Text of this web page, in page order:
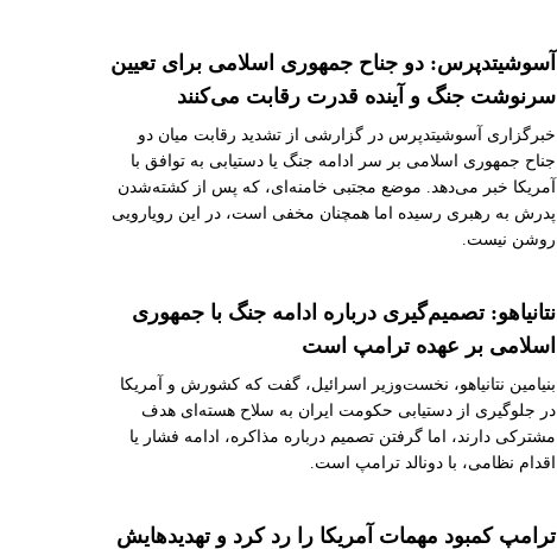
آسوشیتدپرس: دو جناح جمهوری اسلامی برای تعیین
سرنوشت جنگ و آینده قدرت رقابت می‌کنند
خبرگزاری آسوشیتدپرس در گزارشی از تشدید رقابت میان دو
جناح جمهوری اسلامی بر سر ادامه جنگ یا دستیابی به توافق با
آمریکا خبر می‌دهد. موضع مجتبی خامنه‌ای، که پس از کشته‌شدن
پدرش به رهبری رسیده اما همچنان مخفی است، در این رویارویی
روشن نیست.
نتانیاهو: تصمیم‌گیری درباره ادامه جنگ با جمهوری
اسلامی بر عهده ترامپ است
بنیامین نتانیاهو، نخست‌وزیر اسرائیل، گفت که کشورش و آمریکا
در جلوگیری از دستیابی حکومت ایران به سلاح هسته‌ای هدف
مشترکی دارند، اما گرفتن تصمیم درباره مذاکره، ادامه فشار یا
اقدام نظامی، با دونالد ترامپ است.
ترامپ کمبود مهمات آمریکا را رد کرد و تهدیدهایش